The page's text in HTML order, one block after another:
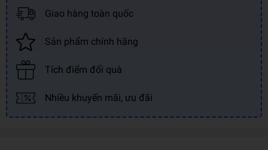
Giao hàng toàn quốc
Sản phẩm chính hãng
Tích điểm đổi quà
Nhiều khuyến mãi, ưu đãi